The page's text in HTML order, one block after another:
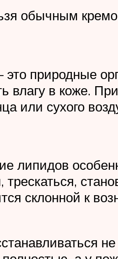
обычным
природные
в коже.
или сухого
липидов
склонной к